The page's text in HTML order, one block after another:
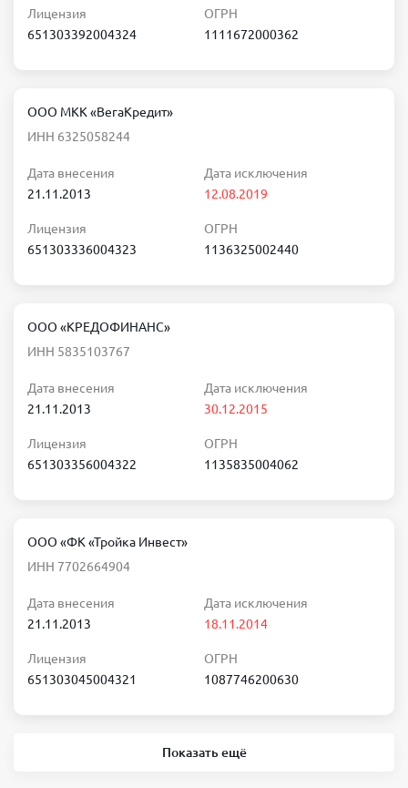
Лицензия
651303392004324
ОГРН
1111672000362
ООО МКК «ВегаКредит»
ИНН 6325058244
Дата внесения
21.11.2013
Дата исключения
12.08.2019
Лицензия
651303336004323
ОГРН
1136325002440
ООО «КРЕДОФИНАНС»
ИНН 5835103767
Дата внесения
21.11.2013
Дата исключения
30.12.2015
Лицензия
651303356004322
ОГРН
1135835004062
ООО «ФК «Тройка Инвест»
ИНН 7702664904
Дата внесения
21.11.2013
Дата исключения
18.11.2014
Лицензия
651303045004321
ОГРН
1087746200630
Показать ещё